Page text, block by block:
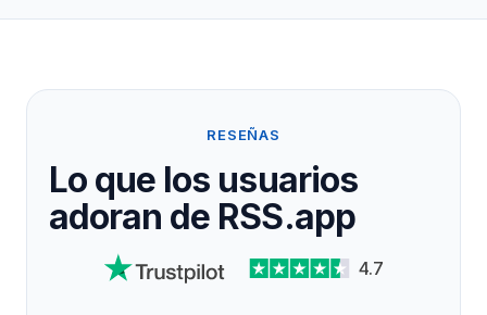
RESEÑAS
Lo que los usuarios
adoran de RSS.app
4.7